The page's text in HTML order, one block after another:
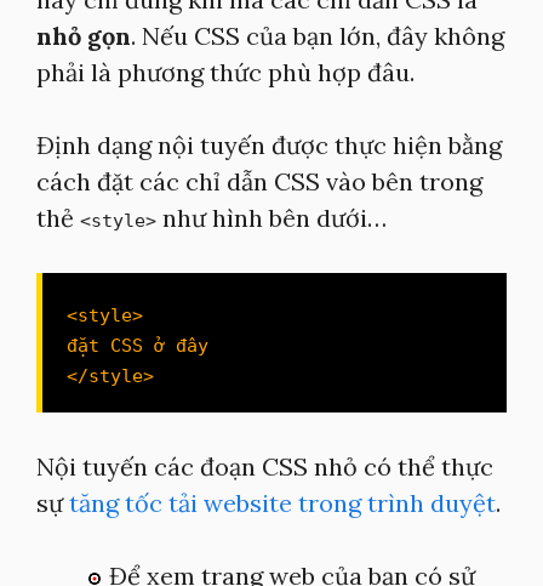
nhỏ gọn. Nếu CSS của bạn lớn, đây không
phải là phương thức phù hợp đâu.
Định dạng nội tuyến được thực hiện bằng
cách đặt các chỉ dẫn CSS vào bên trong
thẻ <style> như hình bên dưới…
<style>
đặt CSS ở đây
</style>
Nội tuyến các đoạn CSS nhỏ có thể thực
sựtăng tốc tải website trong trình duyệt.
Để xem trang web của bạn có sử